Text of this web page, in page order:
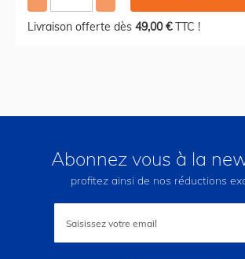
Livraison offerte dès 49,00 €TTC !
Abonnez vous à la
profitez ainsi de nos réductions
lettre